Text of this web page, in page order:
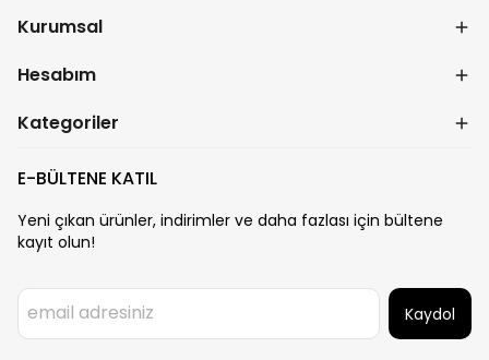
Kurumsal
Hesabım
Kategoriler
E-BÜLTENE KATIL
Yeni çıkan ürünler, indirimler ve daha fazlası için bültene
kayıt olun!
Kaydol